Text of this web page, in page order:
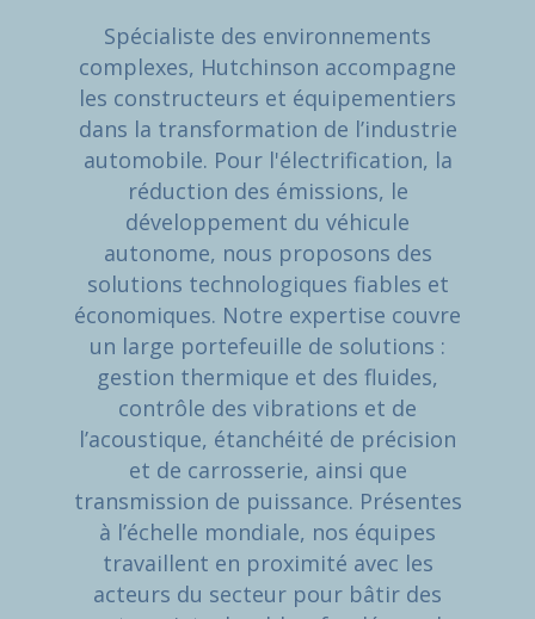
Spécialiste des environnements
complexes, Hutchinson accompagne
les constructeurs et équipementiers
dans la transformation de l’industrie
automobile. Pour l'électrification, la
réduction des émissions, le
développement du véhicule
autonome, nous proposons des
solutions technologiques fiables et
économiques. Notre expertise couvre
un large portefeuille de solutions :
gestion thermique et des fluides,
contrôle des vibrations et de
l’acoustique, étanchéité de précision
et de carrosserie, ainsi que
transmission de puissance. Présentes
à l’échelle mondiale, nos équipes
travaillent en proximité avec les
acteurs du secteur pour bâtir des